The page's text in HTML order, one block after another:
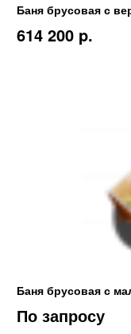
Баня брусовая с
614 200 p.
Баня брусовая с
По запросу